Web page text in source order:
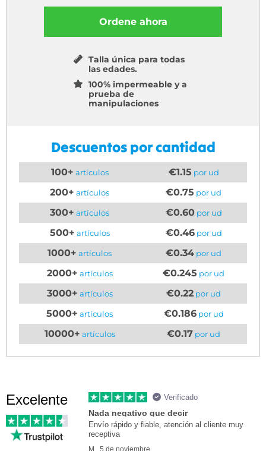
Ordene ahora
Talla única para todas
las edades.
100% impermeable y a
prueba de
manipulaciones
Descuentos por cantidad
100+ artículos €1.15 por ud
200+ artículos €0.75 por ud
300+ artículos €0.60por ud
500+ artículos €0.46por ud
1000+ artículos €0.34 por ud
2000+ artículos €0.245 por ud
3000+ artículos €0.22 por ud
5000+ artículos €0.186por ud
10000+ artículos €0.17 por ud
Excelente Verificado
Nada negativo que decir
Envío rápido y fiable, atención al cliente muy
receptiva
M., 5 de noviembre